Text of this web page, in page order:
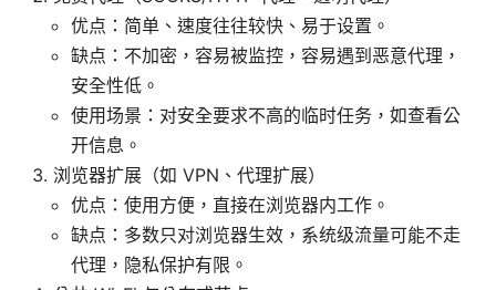
优点：简单、速度往往较快、易于设置。
缺点：不加密，容易被监控，容易遇到恶意代理，
安全性低。
使用场景：对安全要求不高的临时任务，如查看公
开信息。
浏览器扩展（如 VPN、代理扩展）
优点：使用方便，直接在浏览器内工作。
缺点：多数只对浏览器生效，系统级流量可能不走
代理，隐私保护有限。